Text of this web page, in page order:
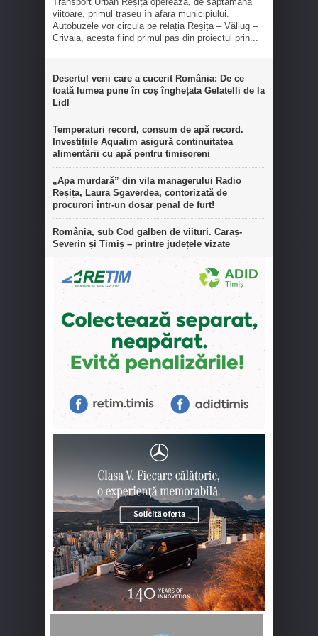
viitoare, primul traseu în afara municipiului.
Autobuzele vor circula pe relația Reșița – Văliug –
Crivaia, acesta fiind primul pas din proiectul prin...
Desertul verii care a cucerit România: De ce
toată lumea pune în coș înghețata Gelatelli de la
Lidl
Temperaturi record, consum de apă record.
Investițiile Aquatim asigură continuitatea
alimentării cu apă pentru timișoreni
„Apa murdară” din vila managerului Radio
Reșița, Laura Sgaverdea, contorizată de
procurori într-un dosar penal de furt!
România, sub Cod galben de viituri. Caraș-
Severin și Timiș – printre județele vizate